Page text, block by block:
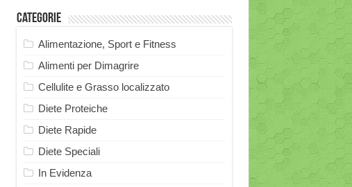
Categorie
Alimentazione, Sport e Fitness
Alimenti per Dimagrire
Cellulite e Grasso localizzato
Diete Proteiche
Diete Rapide
Diete Speciali
In Evidenza